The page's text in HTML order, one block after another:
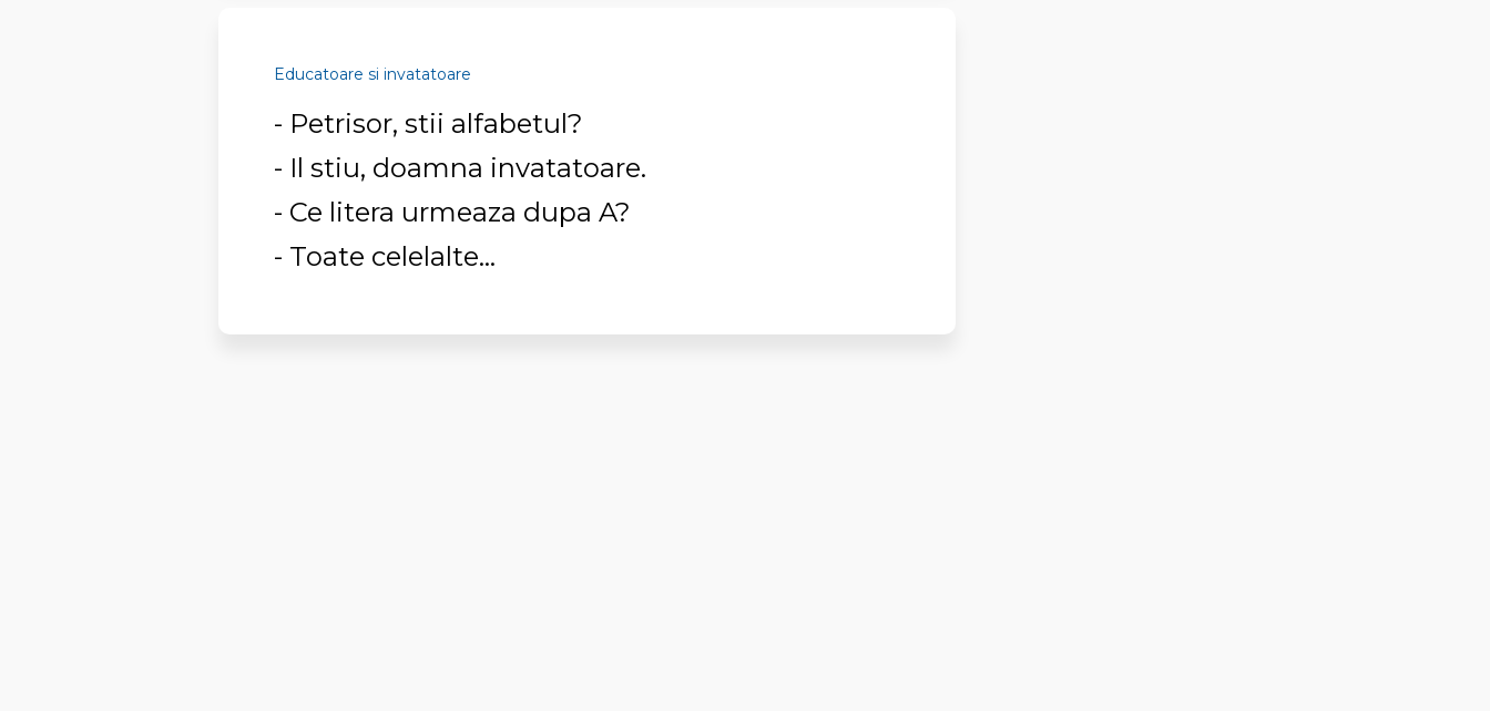
Educatoare si invatatoare
- Petrisor, stii alfabetul?
- Il stiu, doamna invatatoare.
- Ce litera urmeaza dupa A?
- Toate celelalte...